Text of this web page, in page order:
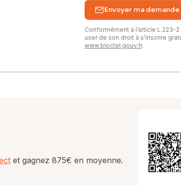
Envoyer ma demande
Conformément à l’article
user de son droit à s’inscrire
www.bloctel.gouv.fr.
et gagnez 875€ en moyenne.